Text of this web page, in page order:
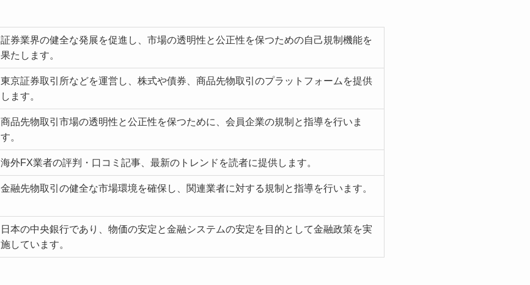
証券業界の健全な発展を促進し、市場の透明性と公正性を保つための自己規制機能を
果たします。
東京証券取引所などを運営し、株式や債券、商品先物取引のプラットフォームを提供
します。
商品先物取引市場の透明性と公正性を保つために、会員企業の規制と指導を行いま
す。
海外FX業者の評判・口コミ記事、最新のトレンドを読者に提供します。
金融先物取引の健全な市場環境を確保し、関連業者に対する規制と指導を行います。
日本の中央銀行であり、物価の安定と金融システムの安定を目的として金融政策を実
施しています。